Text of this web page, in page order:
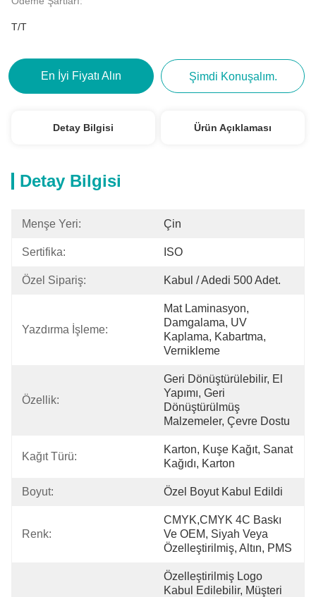
T/T
En İyi Fiyatı Alın Şimdi Konuşalım.
Detay Bilgisi Ürün Açıklaması
Detay Bilgisi
Menşe Yeri: Çin
Sertifika: ISO
Özel Sipariş: Kabul / Adedi 500 Adet.
Yazdırma İşleme:
Mat Laminasyon,
Damgalama, UV
Kaplama, Kabartma,
Vernikleme
Özellik:
Geri Dönüştürülebilir, El
Yapımı, Geri
Dönüştürülmüş
Malzemeler, Çevre Dostu
Kağıt Türü:
Karton, Kuşe Kağıt, Sanat
Kağıdı, Karton
Boyut: Özel Boyut Kabul Edildi
Renk:
CMYK,CMYK 4C Baskı
Ve OEM, Siyah Veya
Özelleştirilmiş, Altın, PMS
Özelleştirilmiş Logo
Kabul Edilebilir, Müşteri